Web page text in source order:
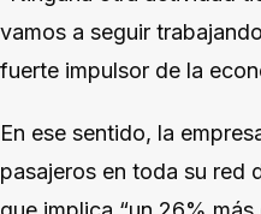
vamos a seguir
fuerte impulsor de la
En ese sentido, la
pasajeros en toda su red